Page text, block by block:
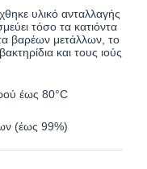
υλικό ανταλλαγής
τόσο τα κατιόντα
βαρέων μετάλλων, το
και τους ιούς
έως 80°C
(έως 99%)